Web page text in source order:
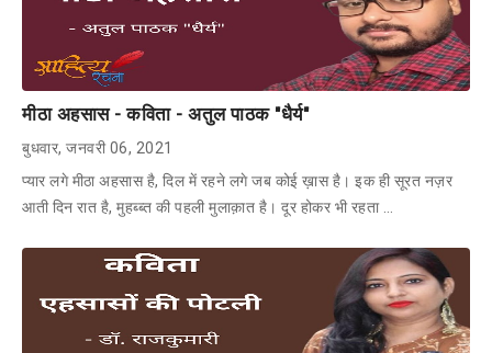
मीठा अहसास - कविता - अतुल पाठक "धैर्य"
बुधवार, जनवरी 06, 2021
प्यार लगे मीठा अहसास है, दिल में रहने लगे जब कोई ख़ास है। इक ही सूरत नज़र
आती दिन रात है, मुहब्ब्त की पहली मुलाक़ात है। दूर होकर भी रहता …